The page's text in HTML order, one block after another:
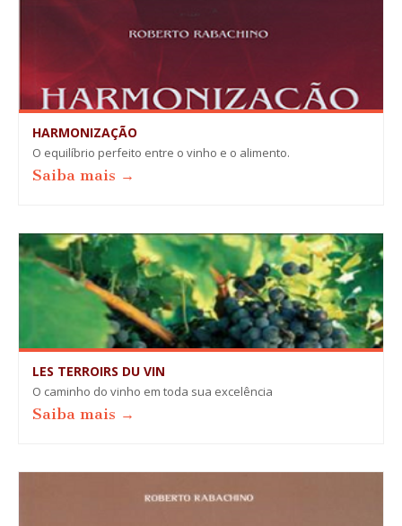
HARMONIZAÇÃO
O equilíbrio perfeito entre o vinho e o alimento.
Saiba mais →
LES TERROIRS DU VIN
O caminho do vinho em toda sua excelência
Saiba mais →